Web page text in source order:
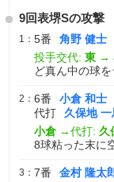
9回表堺Sの攻撃
1： 5番 角野 健士
投手交代: 東 →
ど真ん中の球
2： 6番 小倉 和士
代打
久保地 一
小倉 →代打: 久
8球粘った末に
3： 7番 金村 隆太